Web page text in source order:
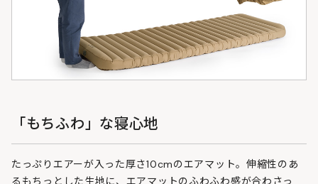
「もちふわ」な寝心地
たっぷりエアーが入った厚さ10cmのエアマット。伸縮性のあ
るもちっとした生地に、エアマットのふわふわ感が合わさっ